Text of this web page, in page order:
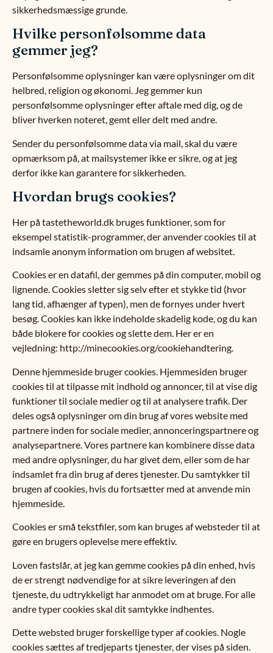
sikkerhedsmæssige grunde.
Hvilke personfølsomme data
gemmer jeg?
Personfølsomme oplysninger kan være oplysninger om dit
helbred, religion og økonomi. Jeg gemmer kun
personfølsomme oplysninger efter aftale med dig, og de
bliver hverken noteret, gemt eller delt med andre.
Sender du personfølsomme data via mail, skal du være
opmærksom på, at mailsystemer ikke er sikre, og at jeg
derfor ikke kan garantere for sikkerheden.
Hvordan brugs cookies?
Her på tastetheworld.dk bruges funktioner, som for
eksempel statistik-programmer, der anvender cookies til at
indsamle anonym information om brugen af websitet.
Cookies er en datafil, der gemmes på din computer, mobil og
lignende. Cookies sletter sig selv efter et stykke tid (hvor
lang tid, afhænger af typen), men de fornyes under hvert
besøg. Cookies kan ikke indeholde skadelig kode, og du kan
både blokere for cookies og slette dem. Her er en
vejledning: http://minecookies.org/cookiehandtering.
Denne hjemmeside bruger cookies. Hjemmesiden bruger
cookies til at tilpasse mit indhold og annoncer, til at vise dig
funktioner til sociale medier og til at analysere trafik. Der
deles også oplysninger om din brug af vores website med
partnere inden for sociale medier, annonceringspartnere og
analysepartnere. Vores partnere kan kombinere disse data
med andre oplysninger, du har givet dem, eller som de har
indsamlet fra din brug af deres tjenester. Du samtykker til
brugen af cookies, hvis du fortsætter med at anvende min
hjemmeside.
Cookies er små tekstfiler, som kan bruges af websteder til at
gøre en brugers oplevelse mere effektiv.
Loven fastslår, at jeg kan gemme cookies på din enhed, hvis
de er strengt nødvendige for at sikre leveringen af den
tjeneste, du udtrykkeligt har anmodet om at bruge. For alle
andre typer cookies skal dit samtykke indhentes.
Dette websted bruger forskellige typer af cookies. Nogle
cookies sættes af tredjeparts tjenester, der vises på siden.